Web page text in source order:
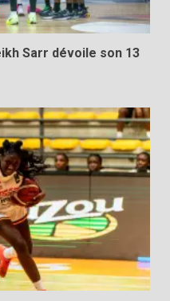
Sarr dévoile son 13